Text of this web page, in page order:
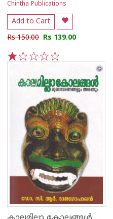
Chintha Publications
Add to Cart
Rs 150.00 Rs 139.00